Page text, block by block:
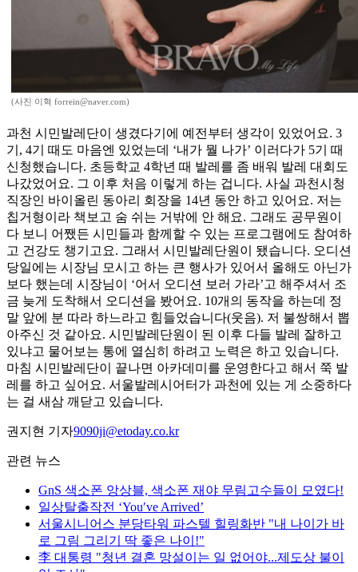
(사진 이혁 forrein@naver.com)
과천 시민발레단이 생겼다기에 예전부터 생각이 있었어요. 3
기, 4기 때도 마음엔 있었는데 ‘내가 뭘 나가’ 이러다가 5기 때
신청했습니다. 초등학교 4학년 때 발레를 좀 배워 발레 대회도
나갔었어요. 그 이후 처음 이렇게 하는 겁니다. 사실 과천시청
직장인 바이올린 동아리 회장을 14년 동안 하고 있어요. 저는
칩거형이라 책보고 숨 쉬는 거밖에 안 해요. 그래도 공무원이
다 보니 어쨌든 시민들과 함께할 수 있는 프로그램에도 참여하
고 건강도 챙기고요. 그래서 시민발레단원이 됐습니다. 오디션
당일에는 시장님 모시고 하는 큰 행사가 있어서 올해도 아닌가
보다 했는데 시장님이 ‘어서 오디션 보러 가라’고 해주셔서 조
금 늦게 도착해서 오디션을 봤어요. 10개의 동작을 하는데 정
말 앞에 분 따라 하느라고 힘들었습니다(웃음). 저 불쌍해서 뽑
아주신 것 같아요. 시민발레단원이 된 이후 다들 발레 잘하고
있냐고 물어보는 통에 열심히 하려고 노력은 하고 있습니다.
마침 시민발레단이 끝나면 아카데미를 운영한다고 해서 쭉 발
레를 하고 싶어요. 서울발레시어터가 과천에 있는 게 소중하다
는 걸 새삼 깨닫고 있습니다.
권지현 기자9090ji@etoday.co.kr
관련 뉴스
GnS 색소폰 앙상블, 색소폰 재야 무림고수들이 모였다!
일상탈출작전 ‘You′ve Arrived’
서울시니어스 분당타워 파스텔 힐링화반 "내 나이가 바
로 그림 그리기 딱 좋은 나이!"
李 대통령 "청년 결혼 망설이는 일 없어야...제도상 불이